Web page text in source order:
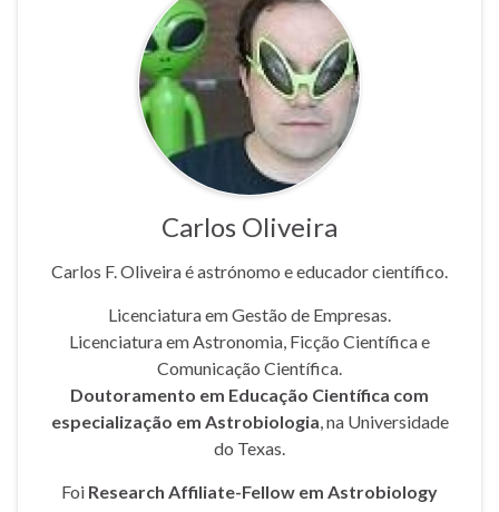
Carlos Oliveira
Carlos F. Oliveira é astrónomo e educador científico.
Licenciatura em Gestão de Empresas.
Licenciatura em Astronomia, Ficção Científica e
Comunicação Científica.
Doutoramento em Educação Científica com
especialização em Astrobiologia , na Universidade
do Texas.
Foi Research Affiliate-Fellow em Astrobiology